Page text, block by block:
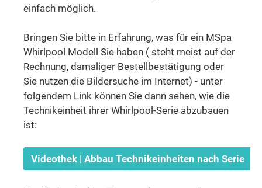
einfach möglich.
Bringen Sie bitte in Erfahrung, was für ein MSpa
Whirlpool Modell Sie haben ( steht meist auf der
Rechnung, damaliger Bestellbestätigung oder
Sie nutzen die Bildersuche im Internet) - unter
folgendem Link können Sie dann sehen, wie die
Technikeinheit ihrer Whirlpool-Serie abzubauen
ist:
Videothek | Abbau Technikeinheiten nach Serie